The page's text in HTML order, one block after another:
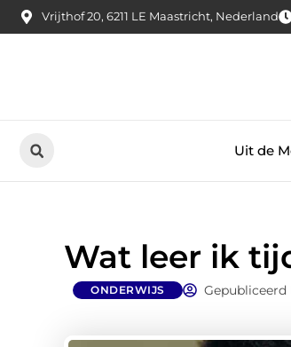
Vrijthof 20, 6211 LE Maastricht, Nederland
Uit de
Wat leer ik
ONDERWIJS